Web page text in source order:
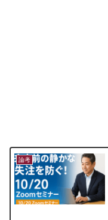
論考